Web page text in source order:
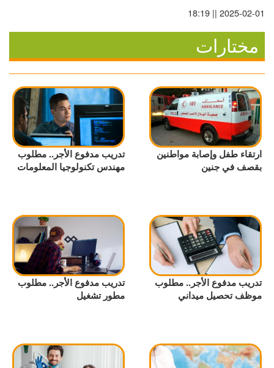
2025-02-01 || 18:19
مختارات
ارتقاء طفل وإصابة مواطنين
بقصف في جنين
تدريب مدفوع الأجر.. مطلوب
مهندس تكنولوجيا المعلومات
تدريب مدفوع الأجر.. مطلوب
موظف تحصيل ميداني
تدريب مدفوع الأجر.. مطلوب
مطور تشغيل